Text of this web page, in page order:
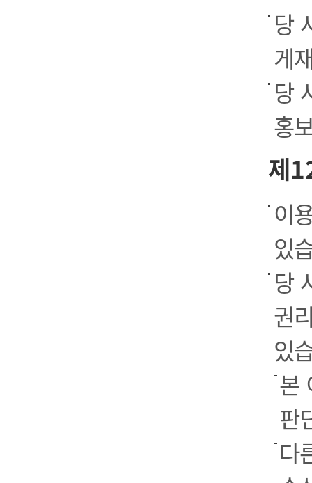
당
게
당
홍
제
이
있
당
권
있
본
판
다